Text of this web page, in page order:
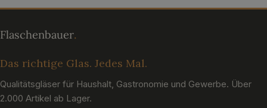
Das richtige Glas. Jedes Mal.
Qualitätsgläser für Haushalt, Gastronomie und Gewerbe. Über
2.000 Artikel ab Lager.